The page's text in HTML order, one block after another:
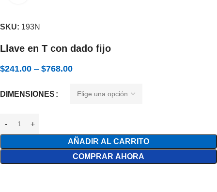
SKU: 193N
Llave en T con dado fijo
$241.00 – $768.00
DIMENSIONES
AÑADIR AL CARRITO
COMPRAR AHORA